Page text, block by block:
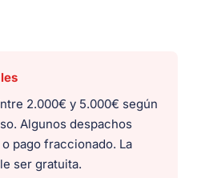
2.000€ y 5.000€ según
Algunos despachos
pago fraccionado. La
ser gratuita.